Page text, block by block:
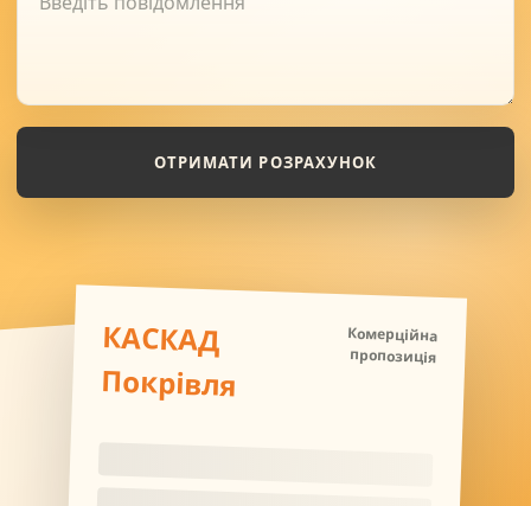
ОТРИМАТИ РОЗРАХУНОК
КАСКАД
Покрівля
Комерційна
пропозиція